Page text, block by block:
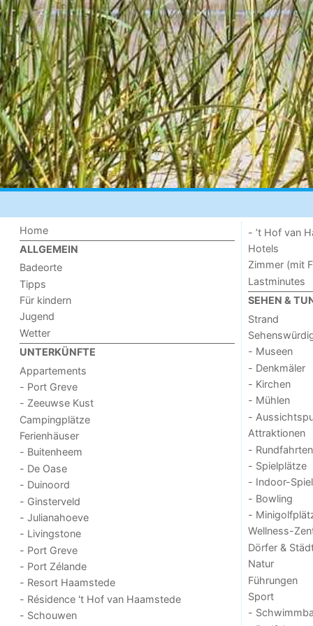
Home
ALLGEMEIN
Badeorte
Tipps
Für kindern
Jugend
Wetter
UNTERKÜNFTE
Appartements
- Port Greve
- Zeeuwse Kust
Campingplätze
Ferienhäuser
- Buitenheem
- De Oase
- Duinoord
- Ginsterveld
- Julianahoeve
- Livingstone
- Port Greve
- Port Zélande
- Resort Haamstede
- Résidence 't Hof van Haamstede
- Schouwen
- ’t Hof van
Hotels
Zimmer (mit
Lastminutes
SEHEN &
Strand
- Museen
- Denkmäler
- Kirchen
- Mühlen
-
Attraktionen
- Rundfahrten
- Spielplätze
- Indoor-
- Bowling
-
Wellness-
Dörfer &
Natur
Führungen
Sport
-